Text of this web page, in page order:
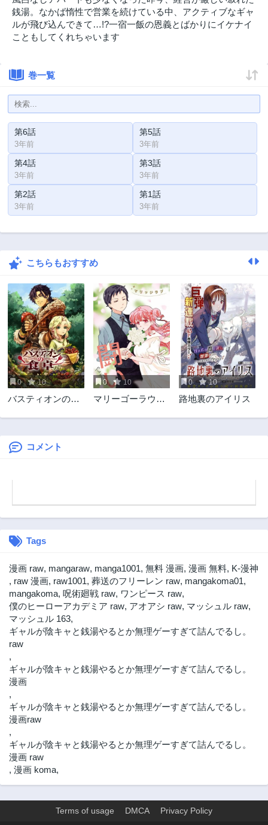
銭湯。なかば惰性で営業を続けている中、アクティブなギャ
ルが飛び込んできて…!?一宿一飯の恩義とばかりにイケナイ
こともしてくれちゃいます
巻一覧
第6話
3年前
第5話
3年前
第4話
3年前
第3話
3年前
第2話
3年前
第1話
3年前
こちらもおすすめ
0 10
バスティオンの食
0 10
マリーゴーラウン
0 10
路地裏のアイリス
コメント
Tags
漫画 raw, mangaraw, manga1001, 無料 漫画, 漫画 無料, K-漫神
, raw 漫画, raw1001, 葬送のフリーレン raw, mangakoma01,
mangakoma, 呪術廻戦 raw, ワンピース raw,
僕のヒーローアカデミア raw, アオアシ raw, マッシュル raw,
マッシュル 163,
ギャルが陰キャと銭湯やるとか無理ゲーすぎて詰んでるし。
raw
,
ギャルが陰キャと銭湯やるとか無理ゲーすぎて詰んでるし。
漫画
,
ギャルが陰キャと銭湯やるとか無理ゲーすぎて詰んでるし。
漫画raw
,
ギャルが陰キャと銭湯やるとか無理ゲーすぎて詰んでるし。
漫画 raw
, 漫画 koma,
Terms of usage DMCA Privacy Policy